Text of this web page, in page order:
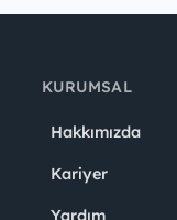
KURUMSAL
Hakkımızda
Kariyer
Yardım